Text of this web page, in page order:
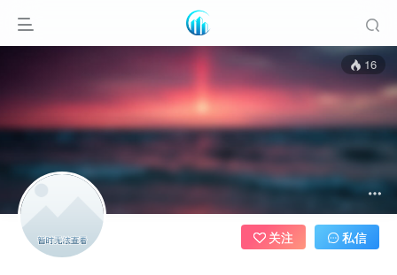
16
关注 私信